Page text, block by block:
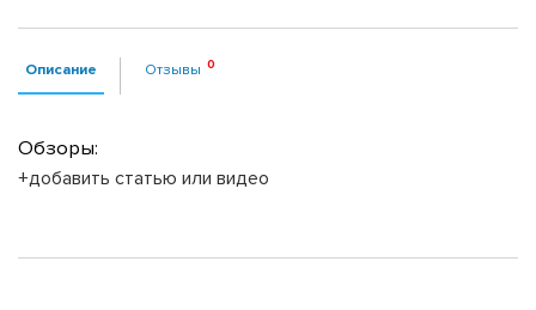
Описание Отзывы
Обзоры:
+добавить статью или видео